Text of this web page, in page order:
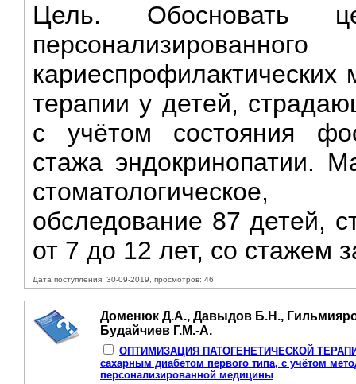
Цель. Обосновать
кариеспрофилактических
терапии у детей,
с учётом состояния
стажа эндокринопатии.
стоматологическое,
обследование 87 детей,
от 7 до 12 лет, со стажем
Дата поступления: 30-09-2019, просмотров: 46
Доменюк Д.А., Давыдов Б.Н.,
Будайчиев Г.М.-А.
ОПТИМИЗАЦИЯ ПАТОГЕНЕТИЧЕСКОЙ ТЕРАПИИ
сахарным диабетом первого типа, с учётом
персонализированной медицины